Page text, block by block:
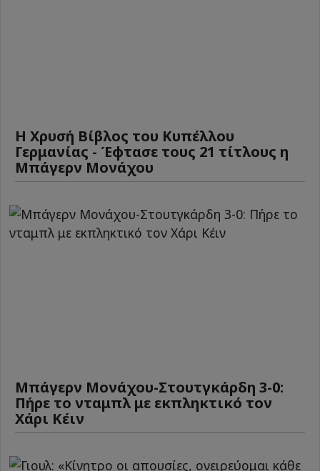
Η Χρυσή Βίβλος του Κυπέλλου
Γερμανίας - Έφτασε τους 21 τίτλους η
Μπάγερν Μονάχου
Μπάγερν Μονάχου-Στουτγκάρδη 3-0:
Πήρε το νταμπλ με εκπληκτικό τον
Χάρι Κέιν